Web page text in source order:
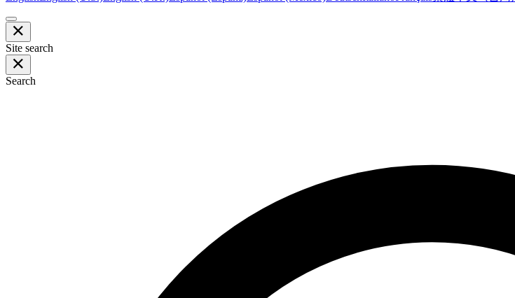
Site search
Search